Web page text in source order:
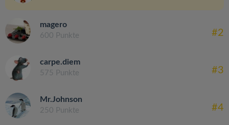
magero
600 Punkte #2
carpe.diem
575 Punkte #3
Mr.Johnson
250 Punkte #4